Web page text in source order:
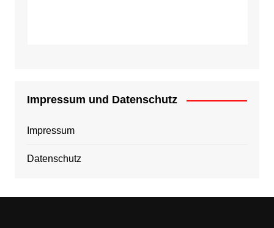
Impressum und Datenschutz
Impressum
Datenschutz